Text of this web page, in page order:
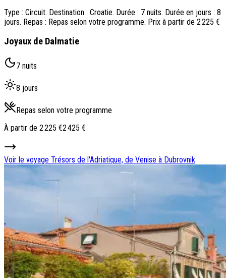
Type : Circuit. Destination : Croatie. Durée : 7 nuits. Durée en jours : 8
jours. Repas : Repas selon votre programme. Prix à partir de 2 225 €
Joyaux de Dalmatie
7 nuits
8 jours
Repas selon votre programme
À partir de 2 225 €2 425 €
Voir le voyage Trésors de l'Adriatique, de Venise à Dubrovnik